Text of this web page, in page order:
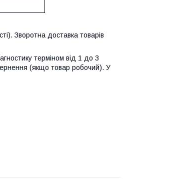
Зворотна доставка товарів
терміном від 1 до 3
(якщо товар робочий). У